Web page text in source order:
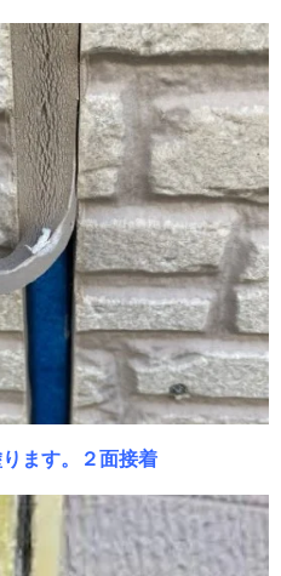
ます。２面接着